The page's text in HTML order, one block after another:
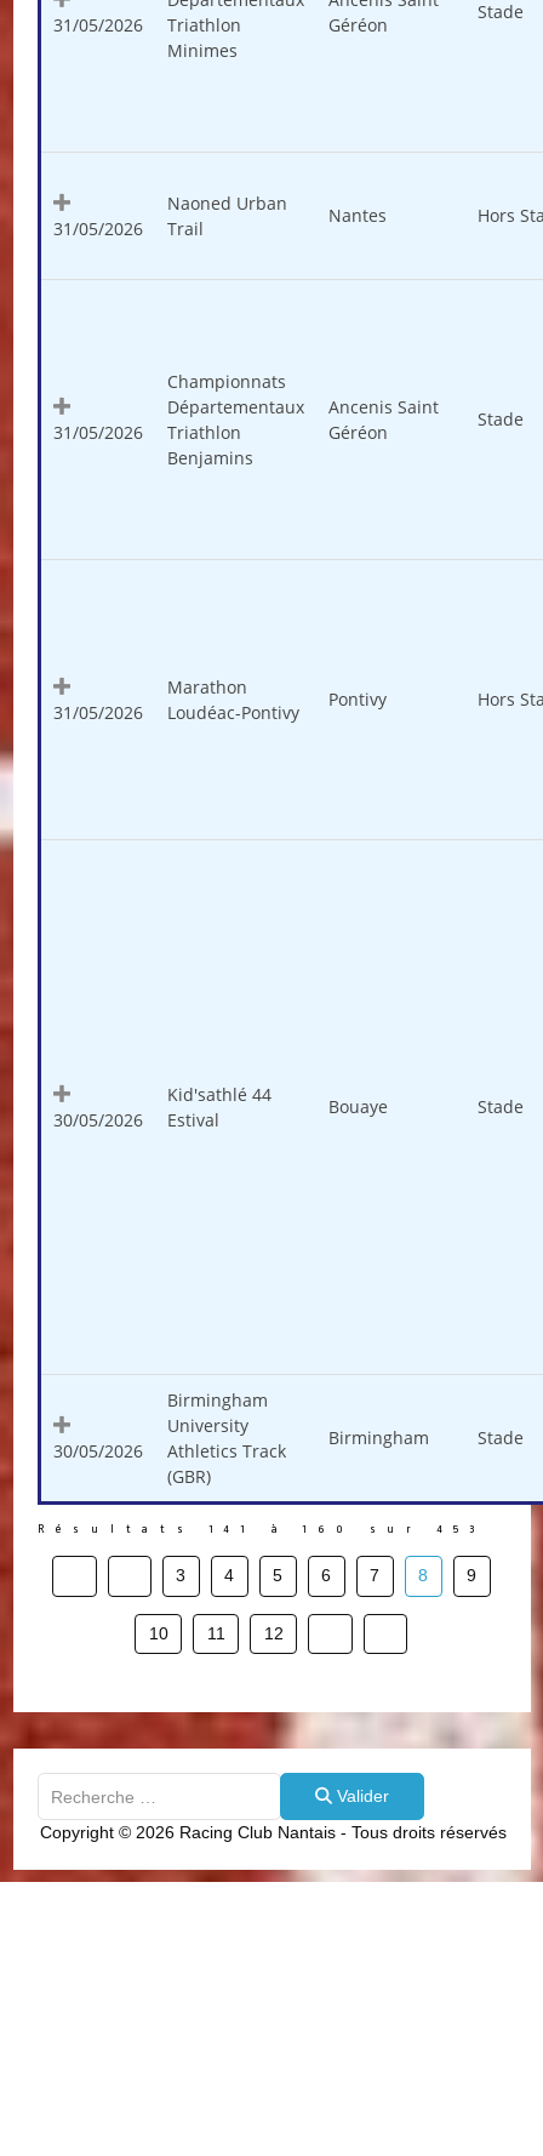
Résultats 141 à 160 sur 453
31/05/2026
Triathlon
Minimes
Géréon
Stade
31/05/2026
Naoned Urban
Trail
Nantes Hors
31/05/2026
Championnats
Départementaux
Triathlon
Benjamins
Ancenis Saint
Géréon
Stade
31/05/2026
Marathon
Loudéac-Pontivy
Pontivy Hors
30/05/2026
Kid'sathlé 44
Estival
Bouaye Stade
30/05/2026
Birmingham
University
Athletics Track
(GBR)
Birmingham Stade
3 4 5 6 7 8 9
10 11 12
Type 2 or more characters for results.
Valider
Copyright © 2026 Racing Club Nantais - Tous droits réservés